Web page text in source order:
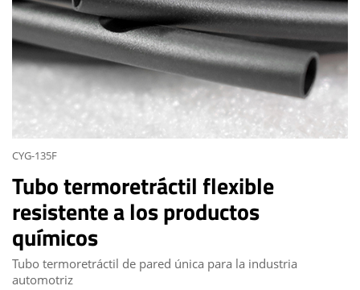
CYG-135F
Tubo termoretráctil flexible
resistente a los productos
químicos
Tubo termoretráctil de pared única para la industria
automotriz